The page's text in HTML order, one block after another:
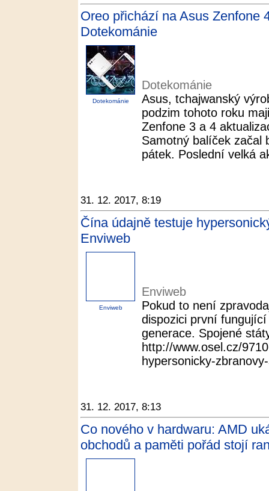
Oreo přichází na Asus Zenfone
Dotekománie
Dotekománie
Dotekománie
Asus, tchajwanský
podzim tohoto roku
Zenfone 3 a 4
Samotný balíček začal
pátek. Poslední velká
31. 12. 2017, 8:19
Čína údajně testuje
Enviweb
Enviweb
Enviweb
Pokud to není
dispozici první
generace. Spojené
http://www.osel.cz/
hypersonicky-
31. 12. 2017, 8:13
Co nového v hardwaru: AMD
obchodů a paměti pořád stojí